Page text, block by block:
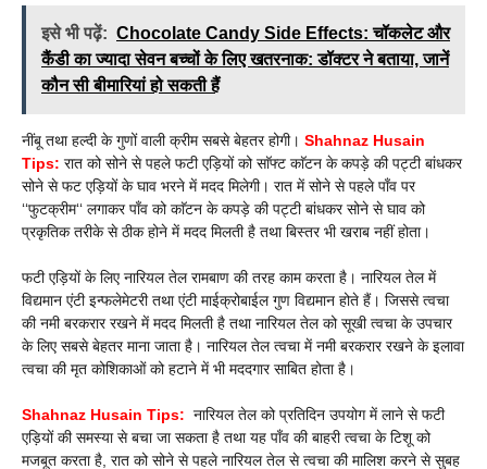
इसे भी पढ़ें: Chocolate Candy Side Effects: चॉकलेट और
कैंडी का ज्यादा सेवन बच्चों के लिए खतरनाक: डॉक्टर ने बताया, जानें
कौन सी बीमारियां हो सकती हैं
नींबू तथा हल्दी के गुणों वाली क्रीम सबसे बेहतर होगी। Shahnaz Husain
Tips: रात को सोने से पहले फटी एड़ियों को साॅफ्ट काॅटन के कपड़े की पट्टी बांधकर
सोने से फट एड़ियों के घाव भरने में मदद मिलेगी। रात में सोने से पहले पाँव पर
‘‘फुटक्रीम‘‘ लगाकर पाँव को काॅटन के कपड़े की पट्टी बांधकर सोने से घाव को
प्रकृतिक तरीके से ठीक होने में मदद मिलती है तथा बिस्तर भी खराब नहीं होता।
फटी एड़ियों के लिए नारियल तेल रामबाण की तरह काम करता है। नारियल तेल में
विद्यमान एंटी इन्फलेमेटरी तथा एंटी माईक्रोबाईल गुण विद्यमान होते हैं। जिससे त्वचा
की नमी बरकरार रखने में मदद मिलती है तथा नारियल तेल को सूखी त्वचा के उपचार
के लिए सबसे बेहतर माना जाता है। नारियल तेल त्वचा में नमी बरकरार रखने के इलावा
त्वचा की मृत कोशिकाओं को हटाने में भी मददगार साबित होता है।
Shahnaz Husain Tips: नारियल तेल को प्रतिदिन उपयोग में लाने से फटी
एड़ियों की समस्या से बचा जा सकता है तथा यह पाँव की बाहरी त्वचा के टिशू को
मजबूत करता है, रात को सोने से पहले नारियल तेल से त्वचा की मालिश करने से सुबह